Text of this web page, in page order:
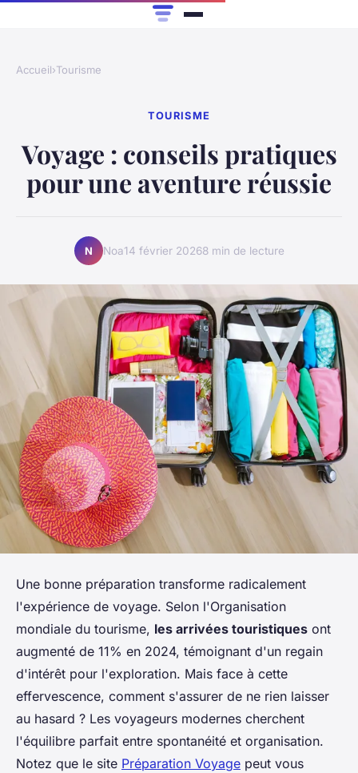
Accueil›Tourisme
TOURISME
Voyage : conseils pratiques
pour une aventure réussie
N Noa14 février 20268 min de lecture
Une bonne préparation transforme radicalement
l'expérience de voyage. Selon l'Organisation
mondiale du tourisme, les arrivées touristiques ont
augmenté de 11% en 2024, témoignant d'un regain
d'intérêt pour l'exploration. Mais face à cette
effervescence, comment s'assurer de ne rien laisser
au hasard ? Les voyageurs modernes cherchent
l'équilibre parfait entre spontanéité et organisation.
Notez que le site Préparation Voyage peut vous